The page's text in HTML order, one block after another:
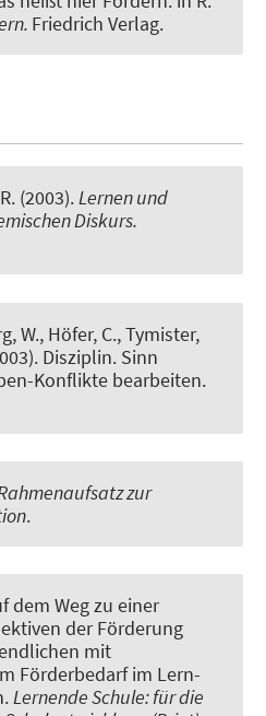
Friedrich Verlag.
(2003).Lernen und
Diskurs.
W., Höfer, C., Tymister,
Disziplin. Sinn
Konflikte bearbeiten.
zur
.
dem Weg zu einer
der Förderung
mit
Förderbedarf im Lern-
Lernende Schule: für die